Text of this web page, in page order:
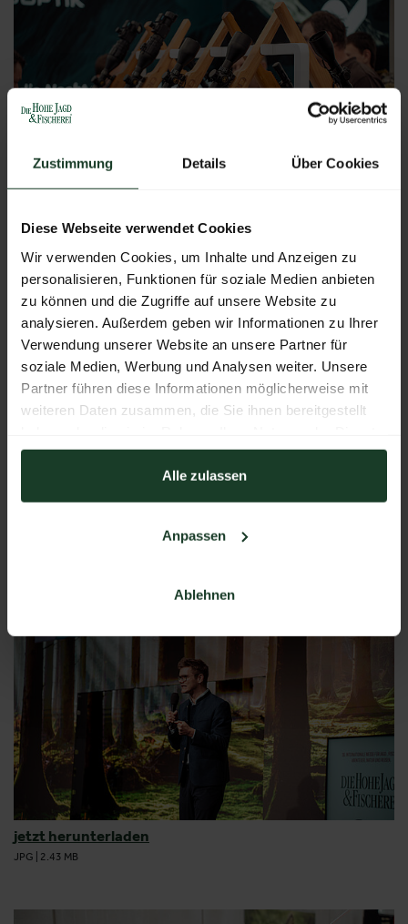
Zustimmung Details Über Cookies
Diese Webseite verwendet Cookies
Wir verwenden Cookies, um Inhalte und Anzeigen zu
personalisieren, Funktionen für soziale Medien anbieten
zu können und die Zugriffe auf unsere Website zu
analysieren. Außerdem geben wir Informationen zu Ihrer
Verwendung unserer Website an unsere Partner für
soziale Medien, Werbung und Analysen weiter. Unsere
Partner führen diese Informationen möglicherweise mit
weiteren Daten zusammen, die Sie ihnen bereitgestellt
gesammelt haben.
Alle zulassen
Anpassen
Ablehnen
jetzt herunterladen
JPG|
jetzt herunterladen
JPG 2.43 MB